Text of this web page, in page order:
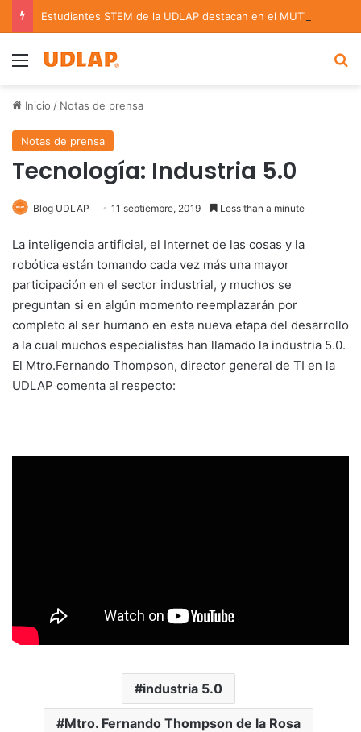
Menu
Inicio / Notas de prensa
Notas de prensa
Tecnología: Industria 5.0
Blog UDLAP 11 septiembre, 2019 Less than a minute
La inteligencia artificial, el Internet de las cosas y la
robótica están tomando cada vez más una mayor
participación en el sector industrial, y muchos se
preguntan si en algún momento reemplazarán por
completo al ser humano en esta nueva etapa del desarrollo
a la cual muchos especialistas han llamado la industria 5.0.
El Mtro.Fernando Thompson, director general de TI en la
UDLAP comenta al respecto:
industria 5.0
Mtro. Fernando Thompson de la Rosa